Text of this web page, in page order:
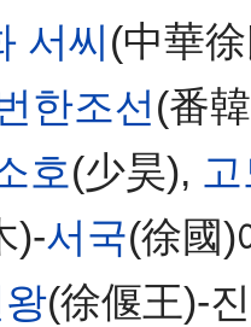
서씨 (中華
한조선(番
호(少昊),
)-서국(徐國
(徐偃王)-